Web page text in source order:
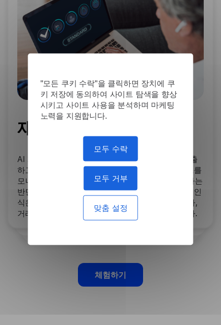
"모든 쿠키 수락"을 클릭하면 장치에 쿠
키 저장에 동의하여 사이트 탐색을 향상
시키고 사이트 사용을 분석하며 마케팅
노력을 지원합니다.
모두 수락
모두 거부
맞춤 설정
재원
AI 기반 언어 도구는 재무 보고서에서 통찰력을 추출
하고, 시장 동향을 분석하고, 위험 평가를 위해 뉴스를
모니터링합니다. 감정 분석은 대중의 감정을 평가하는
반면, 요약은 긴 보고서를 요약하고, 명명된 엔터티 인
식은 실행 가능한 비즈니스 인텔리전스를 위해 회사,
거래 또는 개인과 같은 중요한 엔터티를 식별합니다.
체험하기